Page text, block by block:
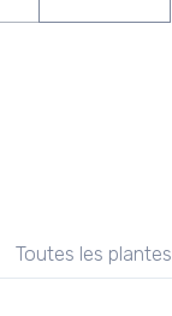
Toutes les plantes